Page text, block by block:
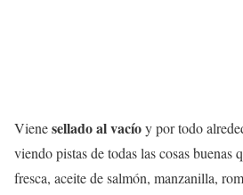
Vienesellado al vacíoy por todo
viendo pistas de todas las cosas buenas
fresca, aceite de salmón, manzanilla,